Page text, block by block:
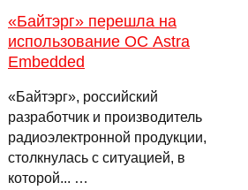
«Байтэрг» перешла на
использование ОС Astra
Embedded
«Байтэрг», российский
разработчик и производитель
радиоэлектронной продукции,
столкнулась с ситуацией, в
которой... …